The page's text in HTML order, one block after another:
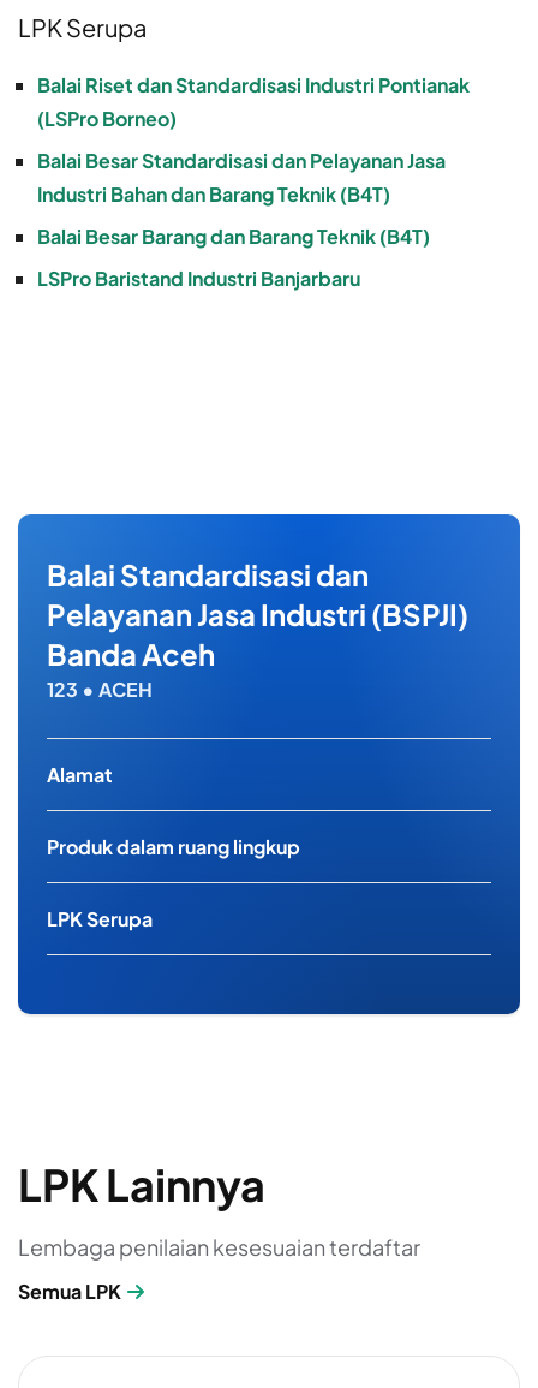
LPK Serupa
Balai Riset dan Standardisasi Industri Pontianak
(LSPro Borneo)
Balai Besar Standardisasi dan Pelayanan Jasa
Industri Bahan dan Barang Teknik (B4T)
Balai Besar Barang dan Barang Teknik (B4T)
LSPro Baristand Industri Banjarbaru
Balai Standardisasi dan
Pelayanan Jasa Industri (BSPJI)
Banda Aceh
123 • ACEH
Alamat
Produk dalam ruang lingkup
LPK Serupa
LPK Lainnya
Lembaga penilaian kesesuaian terdaftar
Semua LPK